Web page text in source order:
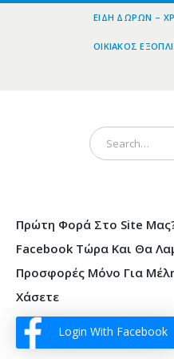
ΕΊΔΗ ΔΏΡΩΝ –
ΟΙΚΙΑΚΌΣ
Πρώτη Φορά Στο Site
Facebook Τώρα Και Θα
Προσφορές Μόνο Για
Χάσετε
Login With Facebook